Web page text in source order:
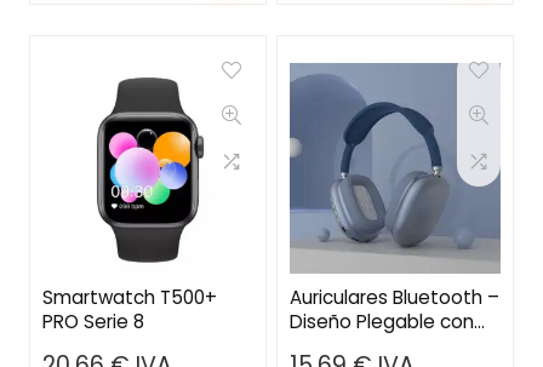
Smartwatch T500+
PRO Serie 8
Auriculares Bluetooth –
Diseño Plegable con